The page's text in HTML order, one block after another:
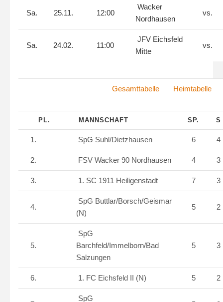
Sa. 25.11. 12:00
Wacker
Nordhausen
vs.
Sa. 24.02. 11:00
JFV Eichsfeld
Mitte
vs.
Gesamttabelle Heimtabelle
PL. MANNSCHAFT SP. S
1. SpG Suhl/Dietzhausen 6 4
2. FSV Wacker 90 Nordhausen 4 3
3. 1. SC 1911 Heiligenstadt 7 3
4.
SpG Buttlar/Borsch/Geismar
(N)
5 2
5.
SpG
Barchfeld/Immelborn/Bad
Salzungen
5 3
6. 1. FC Eichsfeld II (N) 5 2
SpG